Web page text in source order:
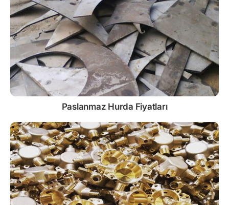
Paslanmaz Hurda Fiyatları